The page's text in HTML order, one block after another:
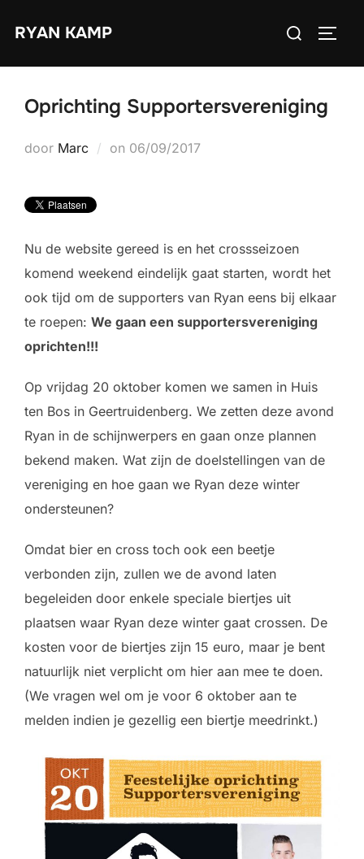
naarRYAN KAMP
Zoek
Oprichting Supportersvereniging
door Marc on Geplaatst
06/09/2017
Nu de website gereed is en het crossseizoen
komend weekend eindelijk gaat starten, wordt het
ook tijd om de supporters van Ryan eens bij elkaar
te roepen: We gaan een supportersvereniging
oprichten!!!
Op vrijdag 20 oktober komen we samen in Huis
ten Bos in Geertruidenberg. We zetten deze avond
Ryan in de schijnwerpers en gaan onze plannen
bekend maken. Wat zijn de doelstellingen van de
vereniging en hoe gaan we Ryan deze winter
ondersteunen?
Omdat bier en cross toch ook een beetje
verbonden zijn, zullen we de avond laten
begeleiden door enkele speciale biertjes uit
plaatsen waar Ryan deze winter gaat crossen. De
kosten voor de biertjes zijn 15 euro, maar je bent
natuurlijk niet verplicht om hier aan mee te doen.
(We vragen wel om je voor 6 oktober aan te
melden indien je gezellig een biertje meedrinkt.)